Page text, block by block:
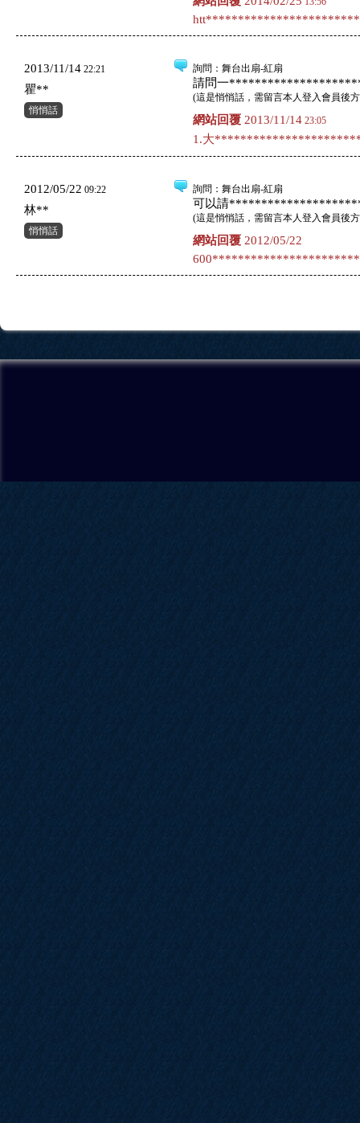
2013/11/14 22:21
瞿**
悄悄話
詢問 ：舞台出扇-紅扇
請問一
(這是悄悄話，需留言本人登入會員後
網站回覆 2013/11/14 23:05
1.大
2012/05/22 09:22
林**
悄悄話
詢問 ：舞台出扇-紅扇
可以請
(這是悄悄話，需留言本人登入會員後
網站回覆 2012/05/22